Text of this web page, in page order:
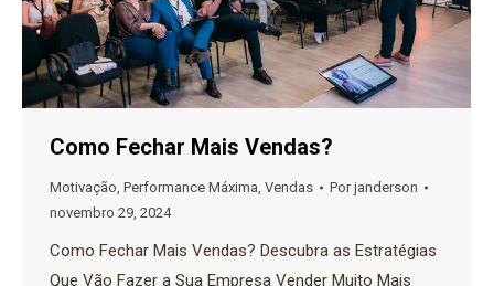
Como Fechar Mais Vendas?
Motivação, Performance Máxima, Vendas Porjanderson
novembro 29, 2024
Como Fechar Mais Vendas? Descubra as Estratégias
Que Vão Fazer a Sua Empresa Vender Muito Mais